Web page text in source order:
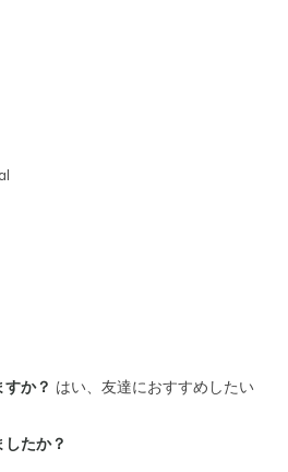
true to width
か？ はい、友達におすすめしたい
たか？